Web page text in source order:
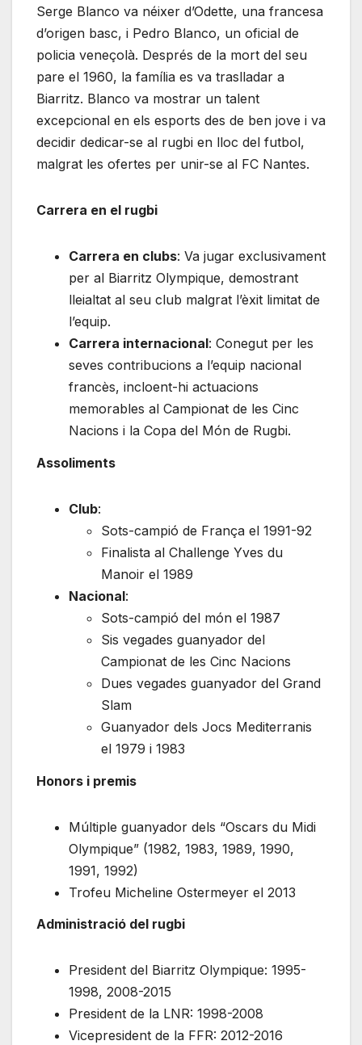
Serge Blanco va néixer d’Odette, una francesa
d’origen basc, i Pedro Blanco, un oficial de
policia veneçolà. Després de la mort del seu
pare el 1960, la família es va traslladar a
Biarritz. Blanco va mostrar un talent
excepcional en els esports des de ben jove i va
decidir dedicar-se al rugbi en lloc del futbol,
malgrat les ofertes per unir-se al FC Nantes.
Carrera en el rugbi
Carrera en clubs: Va jugar exclusivament
per al Biarritz Olympique, demostrant
lleialtat al seu club malgrat l’èxit limitat de
l’equip.
Carrera internacional: Conegut per les
seves contribucions a l’equip nacional
francès, incloent-hi actuacions
memorables al Campionat de les Cinc
Nacions i la Copa del Món de Rugbi.
Assoliments
Club:
Sots-campió de França el 1991-92
Finalista al Challenge Yves du
Manoir el 1989
Nacional:
Sots-campió del món el 1987
Sis vegades guanyador del
Campionat de les Cinc Nacions
Dues vegades guanyador del Grand
Slam
Guanyador dels Jocs Mediterranis
el 1979 i 1983
Honors i premis
Múltiple guanyador dels “Oscars du Midi
Olympique” (1982, 1983, 1989, 1990,
1991, 1992)
Trofeu Micheline Ostermeyer el 2013
Administració del rugbi
President del Biarritz Olympique: 1995-
1998, 2008-2015
President de la LNR: 1998-2008
Vicepresident de la FFR: 2012-2016